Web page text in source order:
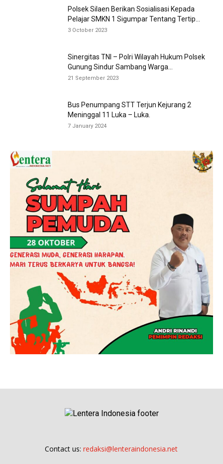
Polsek Silaen Berikan Sosialisasi Kepada
Pelajar SMKN 1 Sigumpar Tentang Tertip...
3 October 2023
Sinergitas TNI – Polri Wilayah Hukum Polsek
Gunung Sindur Sambang Warga...
21 September 2023
Bus Penumpang STT Terjun Kejurang 2
Meninggal 11 Luka – Luka.
7 January 2024
Contact us:redaksi@lenteraindonesia.net